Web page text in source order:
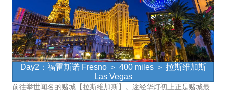
Day2：福雷斯诺 Fresno ＞ 400 miles ＞ 拉斯维加斯
Las Vegas
前往举世闻名的赌城【拉斯维加斯】。途经华灯初上正是赌城最